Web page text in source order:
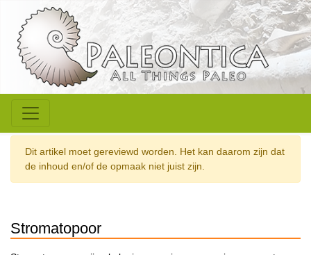
Dit artikel moet gereviewd worden. Het kan daarom zijn dat
de inhoud en/of de opmaak niet juist zijn.
Stromatopoor